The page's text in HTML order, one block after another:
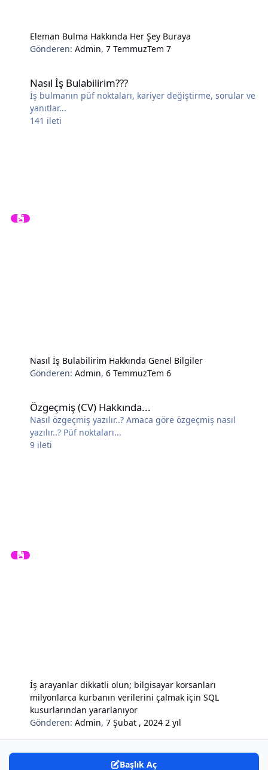
Eleman Bulma Hakkında Her Şey Buraya
Gönderen:Admin,7 TemmuzTem 7
Nasıl İş Bulabilirim???
İş bulmanın püf noktaları, kariyer değiştirme, sorular ve
yanıtlar...
141 ileti
Nasıl İş Bulabilirim Hakkında Genel Bilgiler
Gönderen:Admin,6 TemmuzTem 6
Özgeçmiş (CV) Hakkında...
Nasıl özgeçmiş yazılır..? Amaca göre özgeçmiş nasıl
yazılır..? Püf noktaları...
9 ileti
İş arayanlar dikkatli olun; bilgisayar korsanları
milyonlarca kurbanın verilerini çalmak için SQL
kusurlarından yararlanıyor
Gönderen:Admin,7 Şubat , 2024 2 yıl
Başlık Aç